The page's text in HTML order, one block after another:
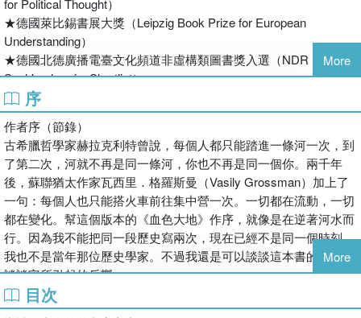
的極權全貌。
★全球翻譯32種語言．暢銷20萬冊．橫掃12項國際大獎．唯一
中文版
★《經濟學人》、《紐約時報》、《金融時報》年度選書
──Michael Savage，美國電台節目主持人
『看見先人面臨了哪些難題與恐怖，如何彼此相愛並抱持希
望，如何生又如何死。』
──烏克蘭《基輔郵報》
『越快精讀本書，才有可能重新看待東歐長久以來非常嚴峻的
國與國關係。』
──俄羅斯《莫斯科新聞報》
◆單獨看希特勒或史達林，反而看不見人類史上最黑暗的暴行
希特勒與史達林是二十世紀最臭名昭著的獨裁者，也代表著臺
灣讀者最耳熟能詳的暴政與邪惡。然而，《血色大地》不止聚
焦希特勒或史達林，更要把光線照進兩大獨裁者「之間」的黑
暗世界。
for Political Thought）
★德國萊比錫書展大獎（Leipzig Book Prize for European
Understanding）
★德國北德廣播電臺文化頻道非虛構類圖書獎入選（NDR Kultur
Sachbuchpreis, Shortlist）
★美國藝術暨文學學會獎（American Academy of Arts and Letters
Award in Literature）
★美國愛默生人文獎（Phi Beta Kappa Ralph Waldo Emerson
Award）
★美國斯拉夫、東歐與歐亞研究學會韋恩沃西尼奇書卷獎入選
（Wayne S. Vucinich Book Prize, Shortlist）
★加拿大坎迪爾獎「優秀表彰獎」（Cundill Prize in History
Recognition of Excellence）
★法國歐洲歷史圖書獎（Le Prix du Livre d´Histoire de l'Europe）
★英國達夫．庫珀獎入選（Duff Cooper Prize, Shortlist）
★比利時布魯塞爾自由大學最佳國際歷史與二戰書籍獎（Prix
More
序
作者序（節錄）
古希臘哲學家赫拉克利特曾說，每個人都只能踏進一條河一次，到
了第二次，河就不再是同一條河，你也不再是同一個你。兩千年
後，蘇聯猶太作家瓦西里．格羅斯曼（Vasily Grossman）加上了
一句：每個人也只能搭火車前往集中營一次。一切都在流動，一切
都在變化。幫這個版本的《血色大地》作序，就像是在逆著河水而
行。因為我不能把同一段歷史寫兩次，現在已經不是同一個時刻，
我也不是當年那位歷史學家。不過我還是可以談談這本書的誕生，
談談它所引起的反響。
《血色大地》剛出版時，世界各地正開始上演民主退潮。十年之
後，民主和歷史都逐漸從公領域消失。《血色大地》引起的餘波盪
More
目次